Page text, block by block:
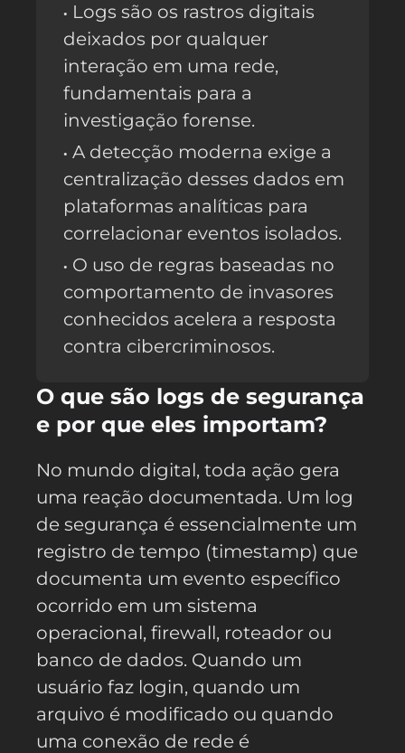
Logs são os rastros digitais
deixados por qualquer
interação em uma rede,
fundamentais para a
investigação forense.
A detecção moderna exige a
centralização desses dados em
plataformas analíticas para
correlacionar eventos isolados.
O uso de regras baseadas no
comportamento de invasores
conhecidos acelera a resposta
contra cibercriminosos.
O que são logs de segurança
e por que eles importam?
No mundo digital, toda ação gera
uma reação documentada. Um log
de segurança é essencialmente um
registro de tempo (timestamp) que
documenta um evento específico
ocorrido em um sistema
operacional, firewall, roteador ou
banco de dados. Quando um
usuário faz login, quando um
arquivo é modificado ou quando
uma conexão de rede é